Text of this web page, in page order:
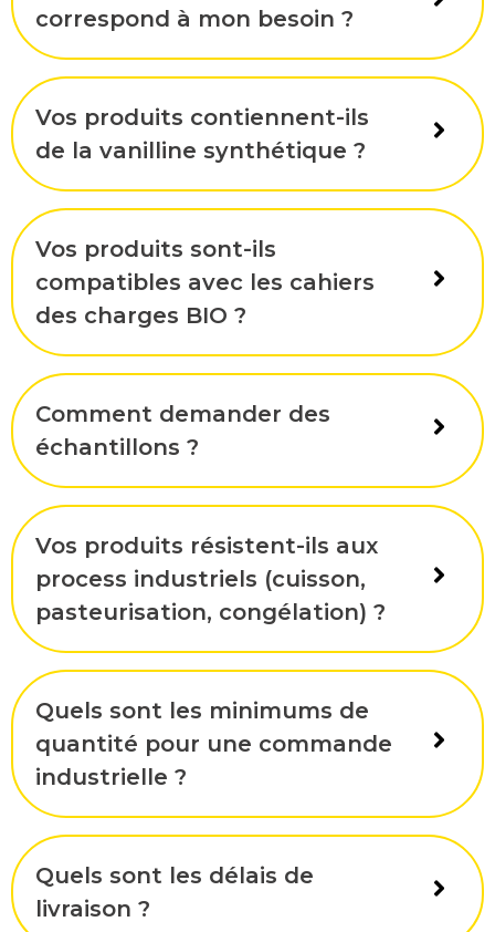
correspond à mon besoin ?
Vos produits contiennent-ils
de la vanilline synthétique ?
Vos produits sont-ils
compatibles avec les cahiers
des charges BIO ?
Comment demander des
échantillons ?
Vos produits résistent-ils aux
process industriels (cuisson,
pasteurisation, congélation) ?
Quels sont les minimums de
quantité pour une commande
industrielle ?
Quels sont les délais de
livraison ?